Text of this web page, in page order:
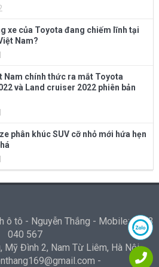
xe của Toyota đang chiếm lĩnh tại
Nam?
Nam chính thức ra mắt Toyota
và Land cruiser 2022 phiên bản
phân khúc SUV cỡ nhỏ mới hứa hẹn
ô tô - Nguyễn Thắng - Mobile: 0973
040 567
Mỹ Đình 2, Nam Từ Liêm, Hà Nội -
-